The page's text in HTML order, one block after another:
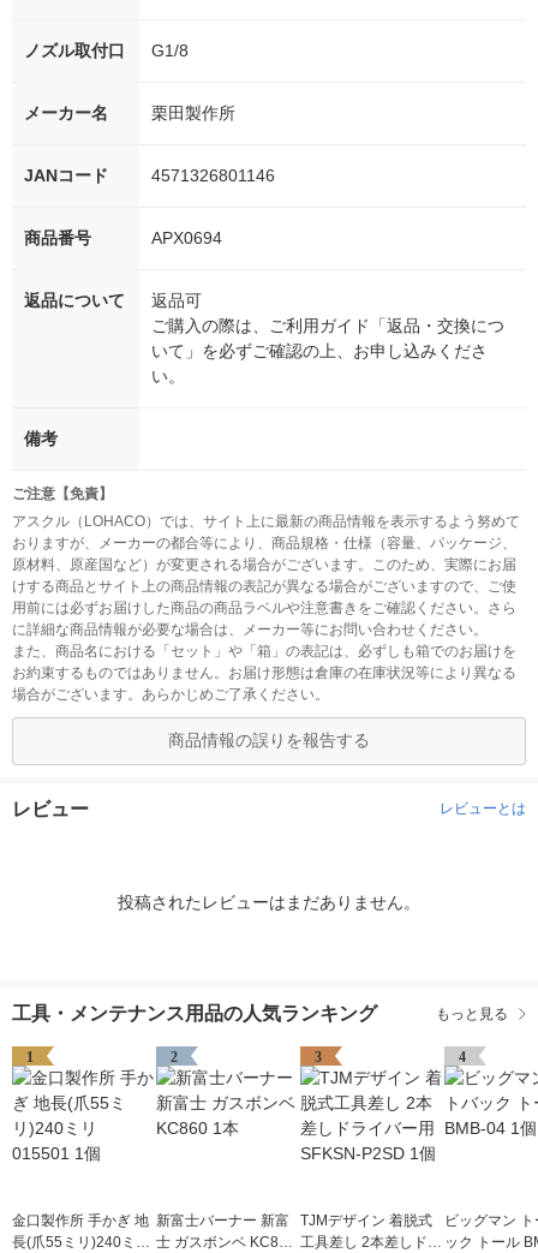
ノズル取付口 G1/8
メーカー名 栗田製作所
JANコード 4571326801146
商品番号 APX0694
返品について
返品可
ご購入の際は、ご利用ガイド「返品・交換につ
いて」を必ずご確認の上、お申し込みくださ
い。
備考
ご注意【免責】
アスクル（LOHACO）では、サイト上に最新の商品情報を表示するよう努めて
おりますが、メーカーの都合等により、商品規格・仕様（容量、パッケージ、
原材料、原産国など）が変更される場合がございます。このため、実際にお届
けする商品とサイト上の商品情報の表記が異なる場合がございますので、ご使
用前には必ずお届けした商品の商品ラベルや注意書きをご確認ください。さら
に詳細な商品情報が必要な場合は、メーカー等にお問い合わせください。
また、商品名における「セット」や「箱」の表記は、必ずしも箱でのお届けを
お約束するものではありません。お届け形態は倉庫の在庫状況等により異なる
場合がございます。あらかじめご了承ください。
商品情報の誤りを報告する
レビュー レビューとは
投稿されたレビューはまだありません。
工具・メンテナンス用品の人気ランキング もっと見る
1
金口製作所 手かぎ 地
長(爪55ミリ)240ミリ
2
新富士バーナー 新富
士 ガスボンベ KC860
3
TJMデザイン 着脱式
工具差し 2本差しドラ
4
ビッグマン
ック トール